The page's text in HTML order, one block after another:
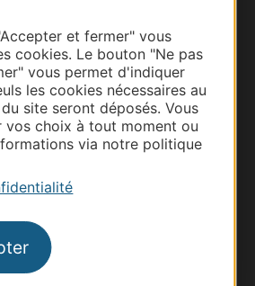
et fermer" vous
cookies. Le bouton "Ne pas
vous permet d'indiquer
les cookies nécessaires au
site seront déposés. Vous
vos choix à tout moment ou
via notre politique